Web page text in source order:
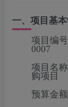
一、项目基
项目编号
0007
项目名称
购项目
预算金额